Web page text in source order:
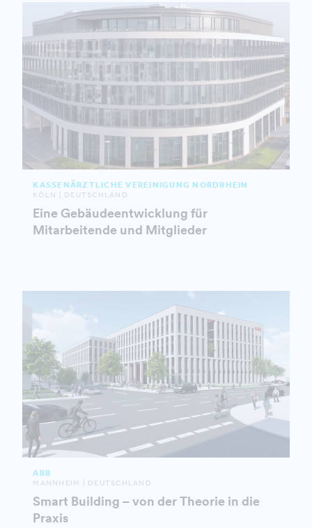
KASSENÄRZTLICHE VEREINIGUNG NORDRHEIN
KÖLN | DEUTSCHLAND
Eine Gebäudeentwicklung für
Mitarbeitende und Mitglieder
ABB
MANNHEIM | DEUTSCHLAND
Smart Building – von der Theorie in die
Praxis